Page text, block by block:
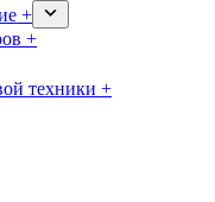
+
+
техники +